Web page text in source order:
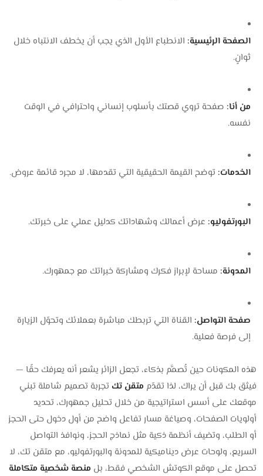
الصفحة الرئيسية: الانطباع الأول الذي يجب أن يخطف الانتباه خلال
ثوانٍ.
من أنا: صفحة تروي قصتك بأسلوب إنساني واحترافي في الوقت
نفسه.
الخدمات: توضح القيمة الحقيقية التي تقدمها، لا مجرد قائمة عروض.
البورتفوليو: عرض أعمالك وشهاداتك كدليل عملي على خبرتك.
المدونة: مساحة لإبراز فكرك ومشاركة خبراتك مع جمهورك.
صفحة التواصل: القناة التي تربطك مباشرة بعملائك وتحوّل الزيارة
إلى فرصة فعلية.
هذه المكونات حين تُصمَّم بذكاء، تجعل الزائر يشعر أنه يعرفك حقًا —
فيثق بك قبل أن يراك، لذا تقدّم متقن تك تجربة تصميم شاملة تبني
موقعك على أسس استراتيجية من خلال تحليل جمهورك، تحديد
أولويات الصفحات، وصياغة مسار تفاعل واضح من أول دخول حتى الحجز
أو الطلب، وتضيف أنظمة ذكية مثل نماذج الحجز، ونوافذ التواصل
السريع، ولوحات عرض ديناميكية للمدونة والبورتفوليو، مع متقن تك، لا
تحصل على موقع الكوتش الشخصي فقط، بل منصة شخصية متكاملة